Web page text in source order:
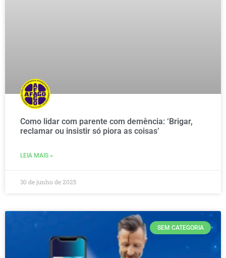
Como lidar com parente com demência: ‘Brigar,
reclamar ou insistir só piora as coisas’
LEIA MAIS »
30 de junho de 2025
SEM CATEGORIA